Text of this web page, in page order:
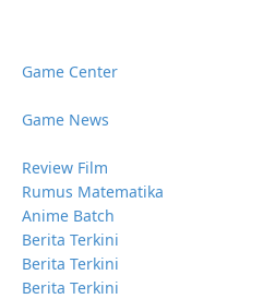
Game Center
Game News
Review Film
Rumus Matematika
Anime Batch
Berita Terkini
Berita Terkini
Berita Terkini